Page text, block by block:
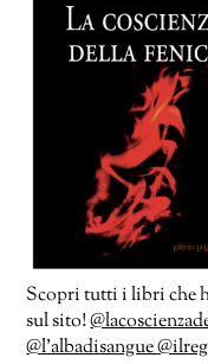
Scopri tutti i libri che
sul sito!
@l’albadisangue